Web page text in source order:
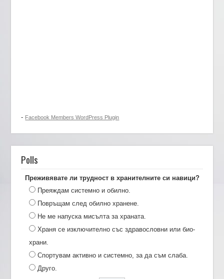
- Facebook Members WordPress Plugin
Polls
Преживявате ли трудност в хранителните си навици?
Преяждам системно и обилно.
Повръщам след обилно хранене.
Не ме напуска мисълта за храната.
Храня се изключително със здравословни или био-
храни.
Спортувам активно и системно, за да съм слаба.
Друго.